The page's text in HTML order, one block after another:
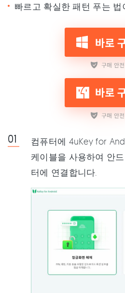
빠르고 확실한 패턴 푸는 법
컴퓨터에 4uKey for
케이블을 사용하여 안
터에 연결합니다.